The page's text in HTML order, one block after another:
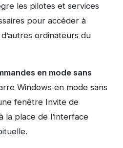
les pilotes et services
pour accéder à
ordinateurs du
en mode sans
Windows en mode sans
fenêtre Invite de
la place de l’interface